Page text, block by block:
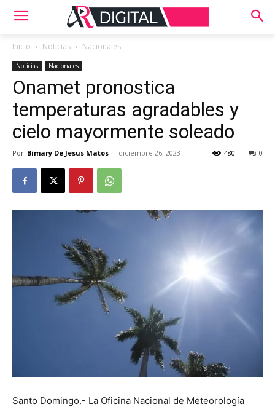
Inicio Noticias Nacionales
Noticias Nacionales
Onamet pronostica
temperaturas agradables y
cielo mayormente soleado
Por Bimary De Jesus Matos - diciembre 26, 2023 0
480
Santo Domingo.- La Oficina Nacional de Meteorología